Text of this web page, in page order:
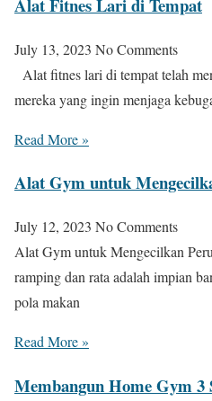
Alat Fitnes Lari di Tempat
July 13, 2023 No Comments
Alat fitnes lari di tempat telah
mereka yang ingin menjaga
Read More »
Alat Gym untuk
July 12, 2023 No Comments
Alat Gym untuk Mengecilkan
ramping dan rata adalah impian
pola makan
Read More »
Membangun Home Gym 3